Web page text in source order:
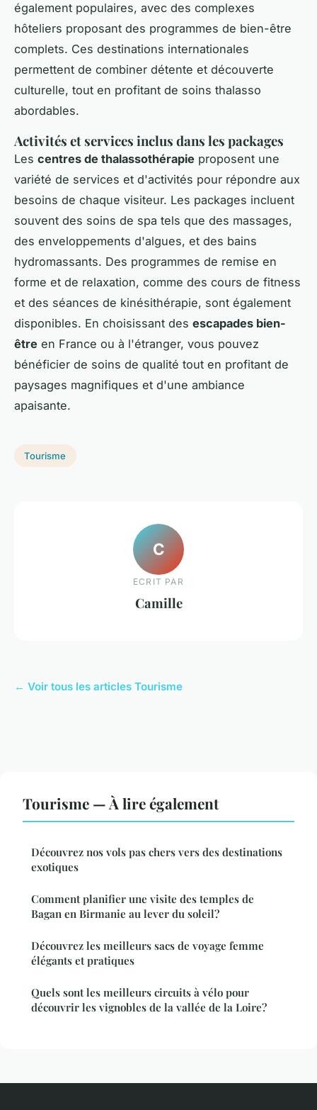
également populaires, avec des complexes
hôteliers proposant des programmes de bien-être
complets. Ces destinations internationales
permettent de combiner détente et découverte
culturelle, tout en profitant de soins thalasso
abordables.
Activités et services inclus dans les packages
Les centres de thalassothérapie proposent une
variété de services et d'activités pour répondre aux
besoins de chaque visiteur. Les packages incluent
souvent des soins de spa tels que des massages,
des enveloppements d'algues, et des bains
hydromassants. Des programmes de remise en
forme et de relaxation, comme des cours de fitness
et des séances de kinésithérapie, sont également
disponibles. En choisissant des escapades bien-
être en France ou à l'étranger, vous pouvez
bénéficier de soins de qualité tout en profitant de
paysages magnifiques et d'une ambiance
apaisante.
Tourisme
C
ECRIT PAR
Camille
← Voir tous les articles Tourisme
Tourisme — À lire également
Découvrez nos vols pas chers vers des destinations
exotiques
Comment planifier une visite des temples de
Bagan en Birmanie au lever du soleil?
Découvrez les meilleurs sacs de voyage femme
élégants et pratiques
Quels sont les meilleurs circuits à vélo pour
découvrir les vignobles de la vallée de la Loire?